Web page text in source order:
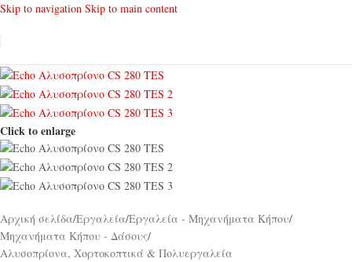
Skip to navigation Skip to main content
Click to enlarge
Αρχική σελίδα/Εργαλεία/Εργαλεία - Μηχανήματα Κήπου/
Μηχανήματα Κήπου - Δάσους/
Αλυσοπρίονα, Χορτοκοπτικά & Πολυεργαλεία